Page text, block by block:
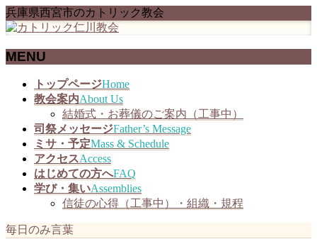
兵庫県西宮市のカトリック教会
MENU
トップページHome
教会案内About Us
結婚式・お葬儀のご案内（工事中）
司祭メッセージFather’s Message
ミサ・予定Mass & Schedule
アクセスAccess
はじめての方へFAQ
学び・集いAssemblies
信徒の心得（工事中）・組織・規程
毎日のみ言葉